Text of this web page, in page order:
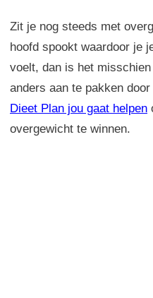
Zit je nog steeds met
hoofd spookt waardoor je
voelt, dan is het
anders aan te pakken
Dieet Plan jou gaat helpen
overgewicht te winnen.